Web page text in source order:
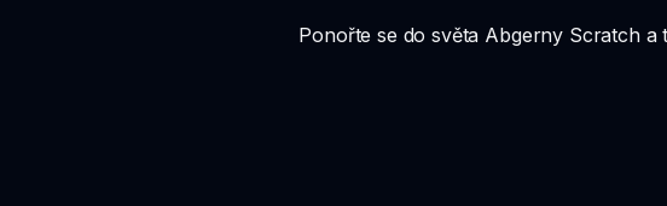
Ponořte se do světa Abgerny Scratch